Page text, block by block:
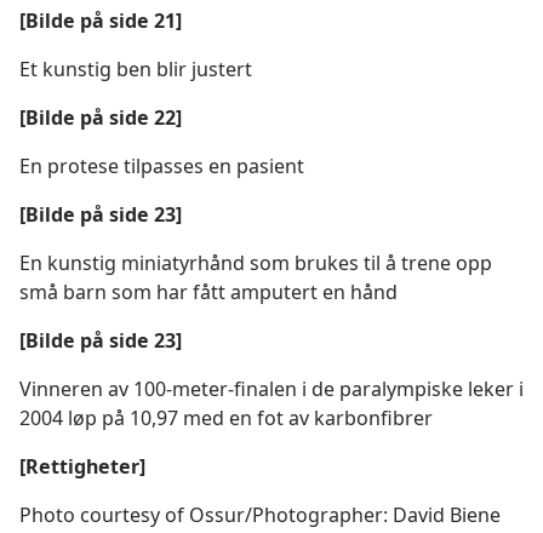
[Bilde på side 21]
Et kunstig ben blir justert
[Bilde på side 22]
En protese tilpasses en pasient
[Bilde på side 23]
En kunstig miniatyrhånd som brukes til å trene opp
små barn som har fått amputert en hånd
[Bilde på side 23]
Vinneren av 100-meter-finalen i de paralympiske leker i
2004 løp på 10,97 med en fot av karbonfibrer
[Rettigheter]
Photo courtesy of Ossur/Photographer: David Biene